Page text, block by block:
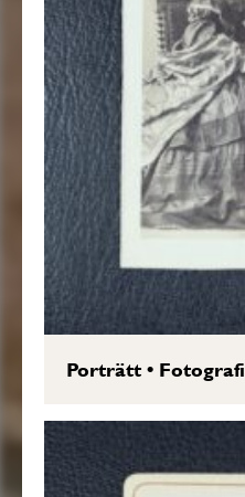
Porträtt• Fotografi